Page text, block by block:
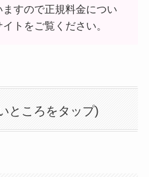
ますので正規料金につい
トをご覧ください。
ところをタップ)